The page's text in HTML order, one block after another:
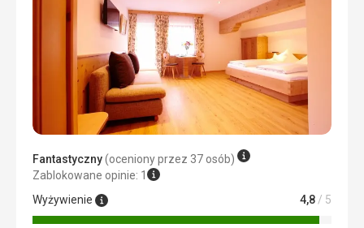
Fantastyczny(oceniony przez 37 osób)
Zablokowane opinie: 1
Wyżywienie
4,8 / 5